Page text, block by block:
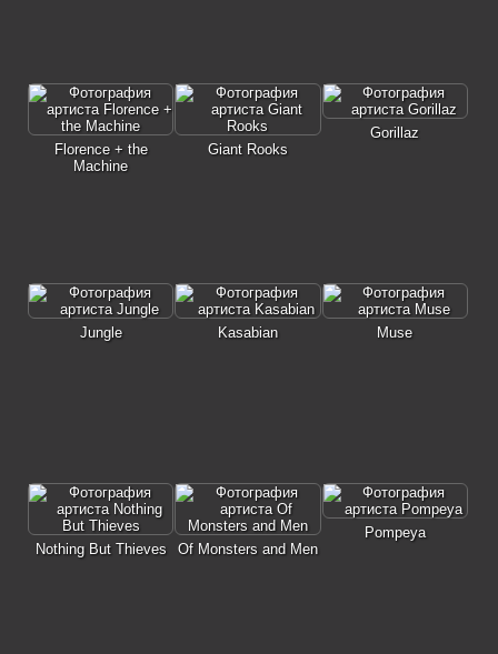
Florence + the
Machine
Giant Rooks
Gorillaz
Jungle Kasabian Muse
Nothing But Thieves Of Monsters and Men
Pompeya